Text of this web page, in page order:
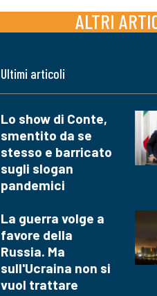
ALTRI
Ultimi articoli
Lo show di Conte,
smentito da se
stesso e barricato
sugli slogan
pandemici
La guerra volge a
favore della
Russia. Ma
sull'Ucraina non si
vuol trattare